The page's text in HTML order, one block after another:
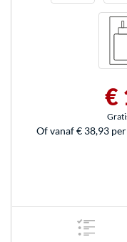
€
Of vanaf € 38,93